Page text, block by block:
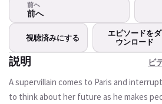
ビデオが再生されませんか？
この動画は現在ご利用いただけま
前へ
前へ
視聴済みにする
エピソードをダ
ウンロード
説明 ビ
A supervillain comes to Paris and
to think about her future as he makes